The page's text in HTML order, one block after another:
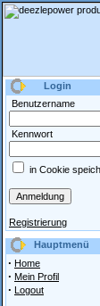
Login
Benutzername
Kennwort
in Cookie
Registrierung
Hauptmenü
· Home
· Mein Profil
· Logout